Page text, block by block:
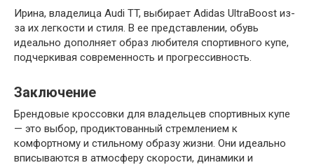
Ирина, владелица Audi TT, выбирает Adidas UltraBoost из-
за их легкости и стиля. В ее представлении, обувь
идеально дополняет образ любителя спортивного купе,
подчеркивая современность и прогрессивность.
Заключение
Брендовые кроссовки для владельцев спортивных купе
— это выбор, продиктованный стремлением к
комфортному и стильному образу жизни. Они идеально
вписываются в атмосферу скорости, динамики и